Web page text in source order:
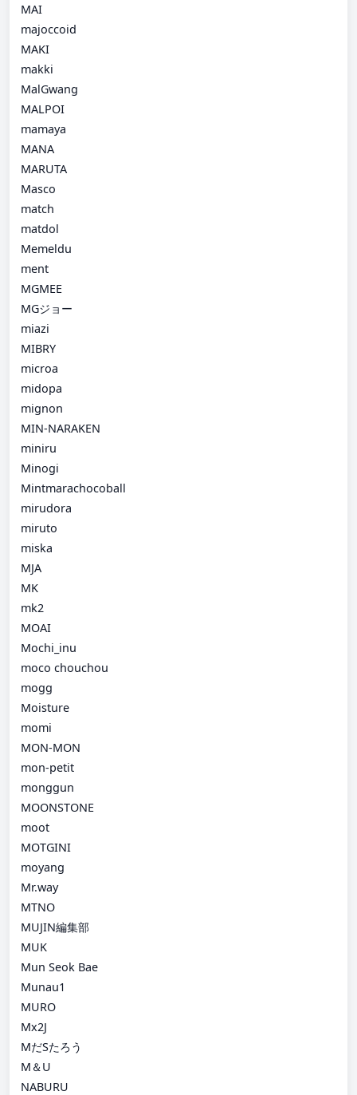
MAI
majoccoid
MAKI
makki
MalGwang
MALPOI
mamaya
MANA
MARUTA
Masco
match
matdol
Memeldu
ment
MGMEE
MGジョー
miazi
MIBRY
microa
midopa
mignon
MIN-NARAKEN
miniru
Minogi
Mintmarachocoball
mirudora
miruto
miska
MJA
MK
mk2
MOAI
Mochi_inu
moco chouchou
mogg
Moisture
momi
MON-MON
mon-petit
monggun
MOONSTONE
moot
MOTGINI
moyang
Mr.way
MTNO
MUJIN編集部
MUK
Mun Seok Bae
Munau1
MURO
Mx2J
MだSたろう
M＆U
NABURU